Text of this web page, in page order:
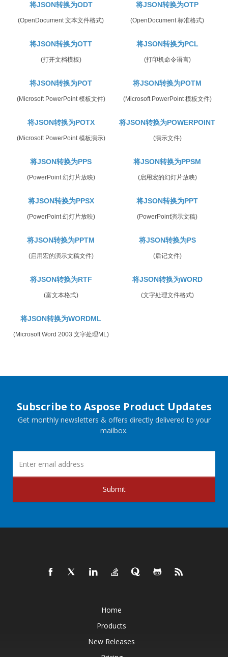
将JSON转换为ODT
(OpenDocument 文本文件格式)
将JSON转换为OTP
(OpenDocument 标准格式)
将JSON转换为OTT
(打开文档模板)
将JSON转换为PCL
(打印机命令语言)
将JSON转换为POT
(Microsoft PowerPoint 模板文件)
将JSON转换为POTM
(Microsoft PowerPoint 模板文件)
将JSON转换为POTX
(Microsoft PowerPoint 模板演示)
将JSON转换为POWERPOINT
(演示文件)
将JSON转换为PPS
(PowerPoint 幻灯片放映)
将JSON转换为PPSM
(启用宏的幻灯片放映)
将JSON转换为PPSX
(PowerPoint 幻灯片放映)
将JSON转换为PPT
(PowerPoint演示文稿)
将JSON转换为PPTM
(启用宏的演示文稿文件)
将JSON转换为PS
(后记文件)
将JSON转换为RTF
(富文本格式)
将JSON转换为WORD
(文字处理文件格式)
将JSON转换为WORDML
(Microsoft Word 2003 文字处理ML)
Subscribe to Aspose Product Updates
Get monthly newsletters & offers directly delivered to your
mailbox.
Submit
Home
Products
New Releases